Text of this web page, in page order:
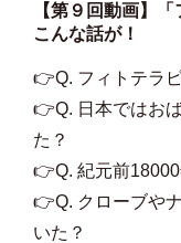
【第９回動画】
こんな話が！
👉Q. フィトテラ
👉Q. 日本ではお
た？
👉Q. 紀元前
👉Q. クローブや
いた？